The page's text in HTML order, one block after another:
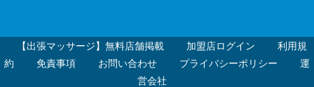
【出張マッサージ】無料店舗掲載 加盟店ログイン
利用規
約
免責事項 お問い合わせ プライバシーポリシー
運
営会社